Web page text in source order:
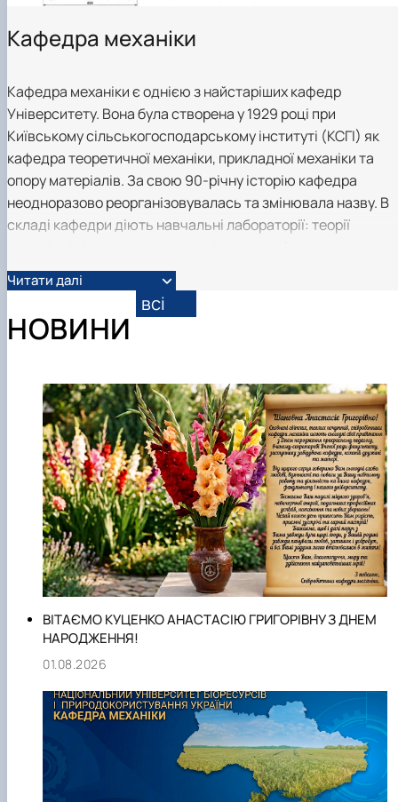
Кафедра механіки
Кафедра механіки є однією з найстаріших кафедр
Університету. Вона була створена у 1929 році при
Київському сільськогосподарському інституті (КСГІ) як
кафедра теоретичної механіки, прикладної механіки та
опору матеріалів. За свою 90-річну історію кафедра
неодноразово реорганізовувалась та змінювала назву. В
складі кафедри діють навчальні лабораторії: теорії
моделювання задач механіки; статичних випробувань;
динамічних випробувань; випробувань будівельних
матеріалів. Приміщення кафедри розташовані в
навчальних корпусах №11 (аудиторії 222-226) та №7
Тел.: +380 (44) 5278263; +380 (44) 5278530
email:mechanics_chair@nubip.edu.ua
Читати далі
НОВИНИ
всі
ВІТАЄМО КУЦЕНКО АНАСТАСІЮ ГРИГОРІВНУ З ДНЕМ
НАРОДЖЕННЯ!
01.08.2026